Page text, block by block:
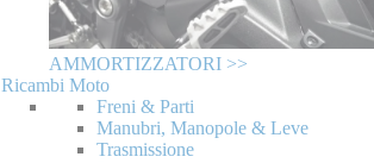
AMMORTIZZATORI >>
Ricambi Moto
Freni & Parti
Manubri, Manopole & Leve
Trasmissione